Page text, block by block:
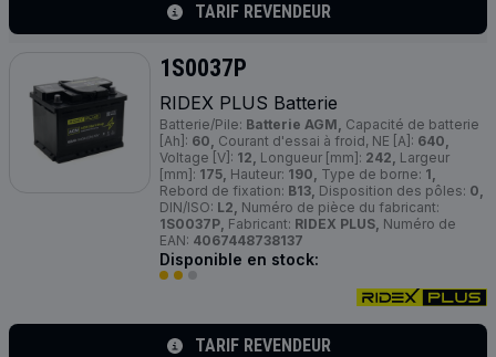
TARIF REVENDEUR
1S0037P
RIDEX PLUS Batterie
Batterie/Pile: Batterie AGM, Capacité de batterie
[Ah]: 60, Courant d'essai à froid, NE [A]: 640,
Voltage [V]: 12, Longueur [mm]: 242, Largeur
[mm]: 175, Hauteur: 190, Type de borne: 1,
Rebord de fixation: B13, Disposition des pôles: 0,
DIN/ISO: L2, Numéro de pièce du fabricant:
1S0037P, Fabricant: RIDEX PLUS, Numéro de
EAN: 4067448738137
Disponible en stock:
TARIF REVENDEUR